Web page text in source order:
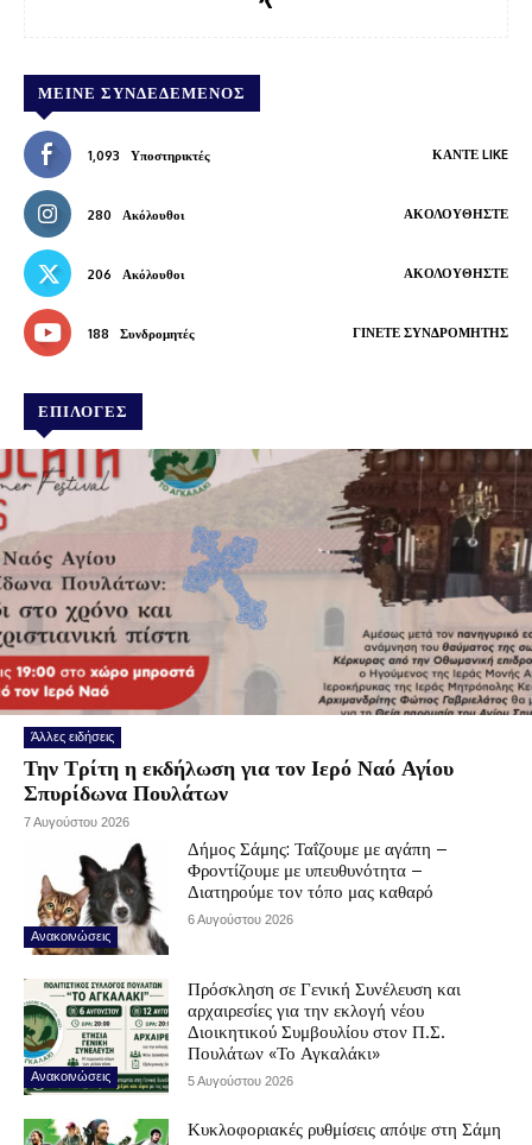
ΜΕΊΝΕ ΣΥΝΔΕΔΕΜΈΝΟΣ
1,093 Υποστηρικτές ΚΆΝΤΕ LIKE
280 Ακόλουθοι ΑΚΟΛΟΥΘΉΣΤΕ
206 Ακόλουθοι ΑΚΟΛΟΥΘΉΣΤΕ
188 Συνδρομητές ΓΊΝΕΤΕ ΣΥΝΔΡΟΜΗΤΉΣ
ΕΠΙΛΟΓΕΣ
Άλλες ειδήσεις
Την Τρίτη η εκδήλωση για τον Ιερό Ναό Αγίου
Σπυρίδωνα Πουλάτων
7 Αυγούστου 2026
Ανακοινώσεις
Δήμος Σάμης: Ταΐζουμε με αγάπη –
Φροντίζουμε με υπευθυνότητα –
Διατηρούμε τον τόπο μας καθαρό
6 Αυγούστου 2026
Ανακοινώσεις
Πρόσκληση σε Γενική Συνέλευση και
αρχαιρεσίες για την εκλογή νέου
Διοικητικού Συμβουλίου στον Π.Σ.
Πουλάτων «Το Αγκαλάκι»
5 Αυγούστου 2026
Κυκλοφοριακές ρυθμίσεις απόψε στη Σάμη